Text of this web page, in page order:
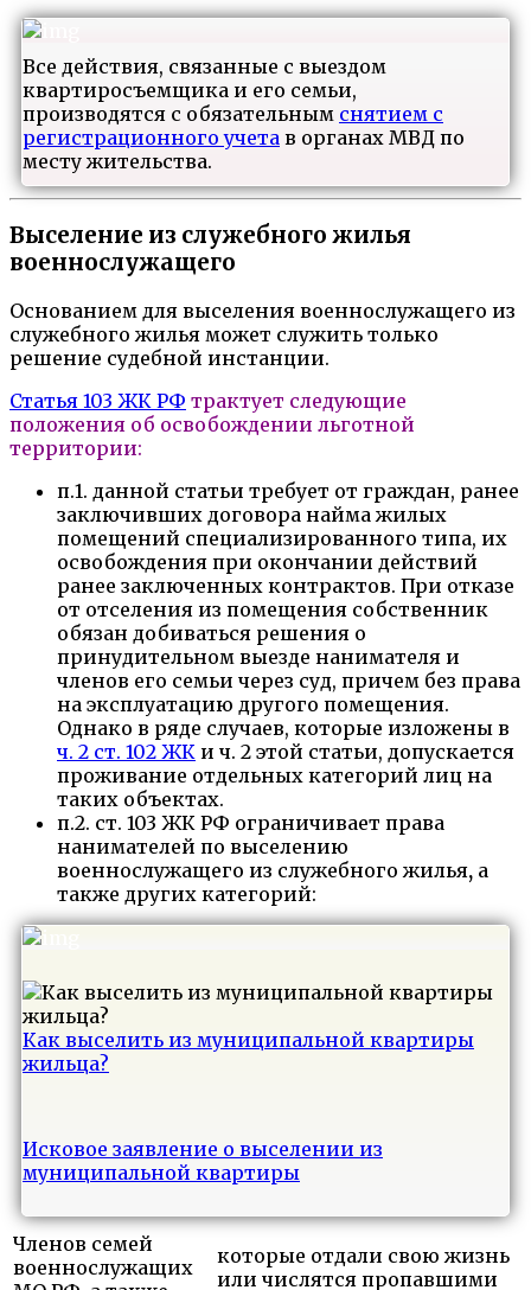
Все действия, связанные с выездом
квартиросъемщика и его семьи,
производятся с обязательным снятием с
регистрационного учета в органах МВД по
месту жительства.
Выселение из служебного жилья
военнослужащего
Основанием для выселения военнослужащего из
служебного жилья может служить только
решение судебной инстанции.
Статья 103 ЖК РФ трактует следующие
положения об освобождении льготной
территории:
п.1. данной статьи требует от граждан, ранее
заключивших договора найма жилых
помещений специализированного типа, их
освобождения при окончании действий
ранее заключенных контрактов. При отказе
от отселения из помещения собственник
обязан добиваться решения о
принудительном выезде нанимателя и
членов его семьи через суд, причем без права
на эксплуатацию другого помещения.
Однако в ряде случаев, которые изложены в
ч. 2 ст. 102 ЖК и ч. 2 этой статьи, допускается
проживание отдельных категорий лиц на
таких объектах.
п.2. ст. 103 ЖК РФ ограничивает права
нанимателей по выселению
военнослужащего из служебного жилья, а
также других категорий:
Как выселить из муниципальной квартиры
жильца?
Исковое заявление о выселении из
муниципальной квартиры
Членов семей
военнослужащих
которые отдали свою жизнь
или числятся пропавшими